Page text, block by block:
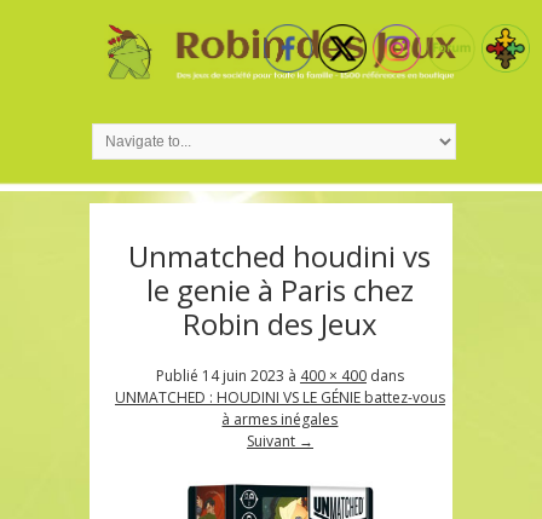
Unmatched houdini vs
le genie à Paris chez
Robin des Jeux
Publié 14 juin 2023 à 400 × 400dans
UNMATCHED : HOUDINI VS LE GÉNIE battez-vous
à armes inégales
Suivant →